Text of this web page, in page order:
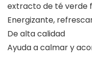
extracto de té verde
Energizante,
De alta calidad
Ayuda a calmar y